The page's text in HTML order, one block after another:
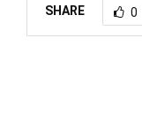
SHARE 0